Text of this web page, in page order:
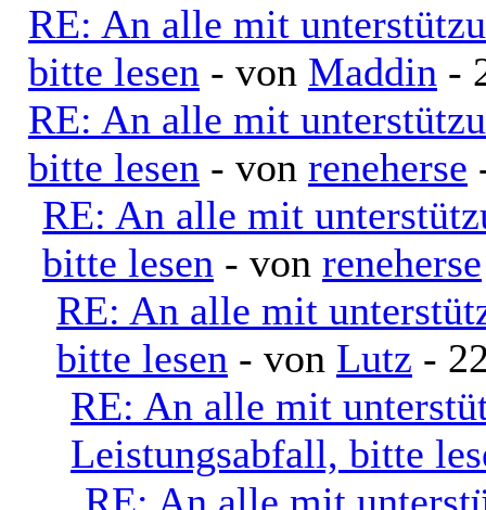
RE: An alle mit
bitte lesen - von Maddin -
RE: An alle mit
bitte lesen - von reneherse
RE: An alle mit
bitte lesen - von reneherse
RE: An alle mit
bitte lesen - von Lutz -
RE: An alle mit
Leistungsabfall, bitte